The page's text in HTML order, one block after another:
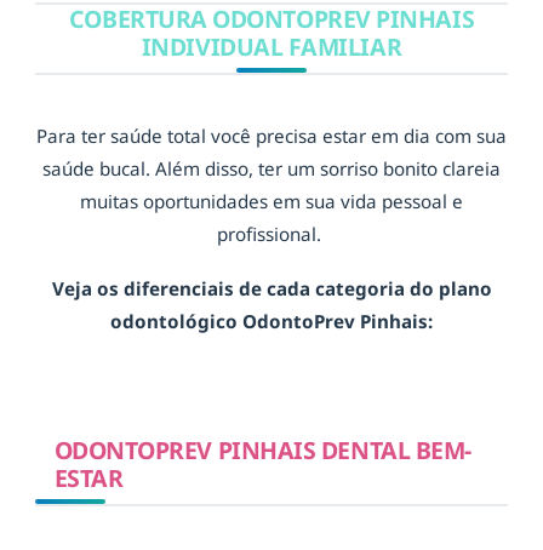
COBERTURA ODONTOPREV PINHAIS
INDIVIDUAL FAMILIAR
Para ter saúde total você precisa estar em dia com sua
saúde bucal. Além disso, ter um sorriso bonito clareia
muitas oportunidades em sua vida pessoal e
profissional.
Veja os diferenciais de cada categoria do plano
odontológico OdontoPrev Pinhais:
ODONTOPREV PINHAIS DENTAL BEM-
ESTAR